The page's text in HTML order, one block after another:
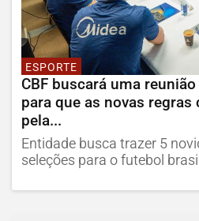
ESPORTE
CBF buscará uma
para que as novas regras
pela...
Entidade busca trazer 5
seleções para o futebol